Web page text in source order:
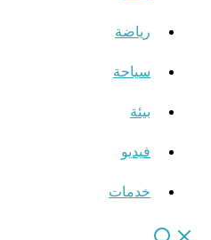
رياضة
سياحة
بيئة
فيديو
خدمات